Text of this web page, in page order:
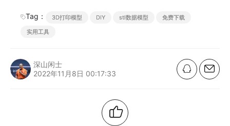
Tag： 3D打印模型 DIY stl数据模型
免费下载
实用工具
深山闲士
2022年11月8日 00:17:33